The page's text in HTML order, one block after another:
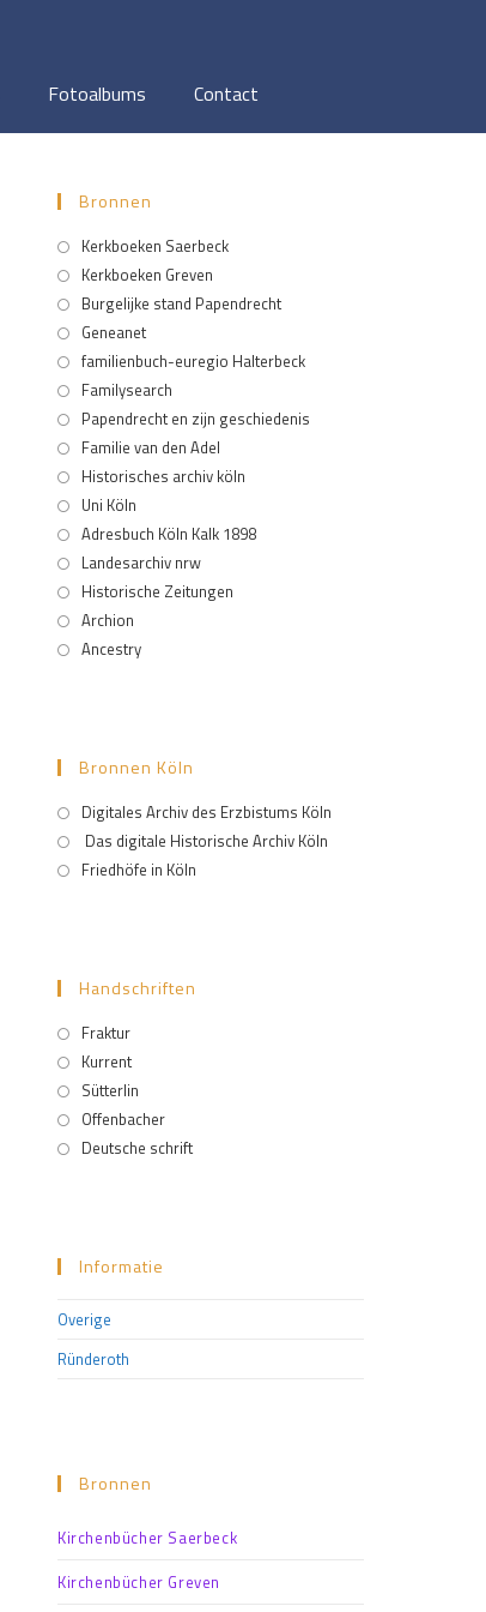
Fotoalbums Contact
Bronnen
Kerkboeken Saerbeck
Kerkboeken Greven
Burgelijke stand Papendrecht
Geneanet
familienbuch-euregio Halterbeck
Familysearch
Papendrecht en zijn geschiedenis
Familie van den Adel
Historisches archiv köln
Uni Köln
Adresbuch Köln Kalk 1898
Landesarchiv nrw
Historische Zeitungen
Archion
Ancestry
Bronnen Köln
Digitales Archiv des Erzbistums Köln
Das digitale Historische Archiv Köln
Friedhöfe in Köln
Handschriften
Fraktur
Kurrent
Sütterlin
Offenbacher
Deutsche schrift
Informatie
Overige
Ründeroth
Bronnen
Kirchenbücher Saerbeck
Kirchenbücher Greven